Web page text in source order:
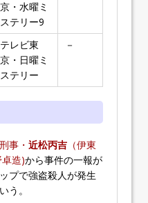
京・水曜ミ
ステリー9
テレビ東
京・日曜ミ
ステリー
－
事・ 近松丙吉 （伊東
造)から事件の一報が
プで強盗殺人が発生
う。